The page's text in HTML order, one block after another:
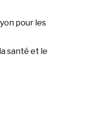
pour les
santé et le